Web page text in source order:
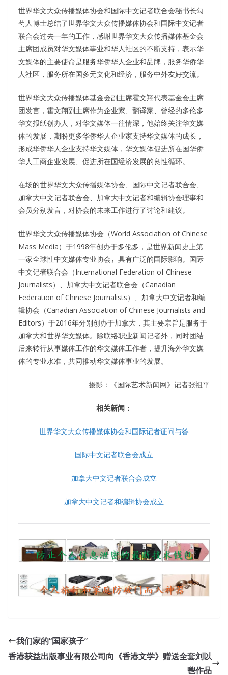
世界华文大众传播媒体协会和国际中文记者联合会秘书长勾
芍人博士总结了世界华文大众传播媒体协会和国际中文记者
联合会过去一年的工作，感谢世界华文大众传播媒体基金会
主席团成员对华文媒体事业和华人社区的不断支持，表示华
文媒体的主要使命是服务华侨华人企业和品牌，服务华侨华
人社区，服务所在国多元文化和经济，服务中外友好交流。
世界华文大众传播媒体基金会副主席霍文翔代表基金会主席
团发言，霍文翔副主席作为企业家、翻译家、曾经的多伦多
华文报纸创办人，对华文媒体一往情深，他始终关注华文媒
体的发展，期盼更多华侨华人企业家支持华文媒体的成长，
形成华侨华人企业支持华文媒体，华文媒体促进所在国华侨
华人工商企业发展、促进所在国经济发展的良性循环。
在场的世界华文大众传播媒体协会、国际中文记者联合会、
加拿大中文记者联合会、加拿大中文记者和编辑协会理事和
会员分别发言，对协会的未来工作进行了讨论和建议。
世界华文大众传播媒体协会（World Association of Chinese
Mass Media）于1998年创办于多伦多，是世界新闻史上第
一家全球性中文媒体专业协会， 具有广泛的国际影响。国际
中文记者联合会（International Federation of Chinese
Journalists）、加拿大中文记者联合会（Canadian
Federation of Chinese Journalists）、加拿大中文记者和编
辑协会（Canadian Association of Chinese Journalists and
Editors）于2016年分别创办于加拿大，其主要宗旨是服务于
加拿大和世界华文媒体。除联络职业新闻记者外，同时团结
后来转行从事媒体工作的华文媒体工作者，提升海外华文媒
体的专业水准，共同推动华文媒体事业的发展。
摄影：《国际艺术新闻网》记者张祖平
相关新闻：
世界华文大众传播媒体协会和国际记者证问与答
国际中文记者联合会成立
加拿大中文记者联合会成立
加拿大中文记者和编辑协会成立
我们家的“国家孩子”
香港获益出版事业有限公司向《香港文学》赠送全套刘以
鬯作品